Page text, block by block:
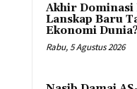
Akhir Dominasi
Lanskap Baru
Ekonomi
Rabu, 5 Agustus 2026